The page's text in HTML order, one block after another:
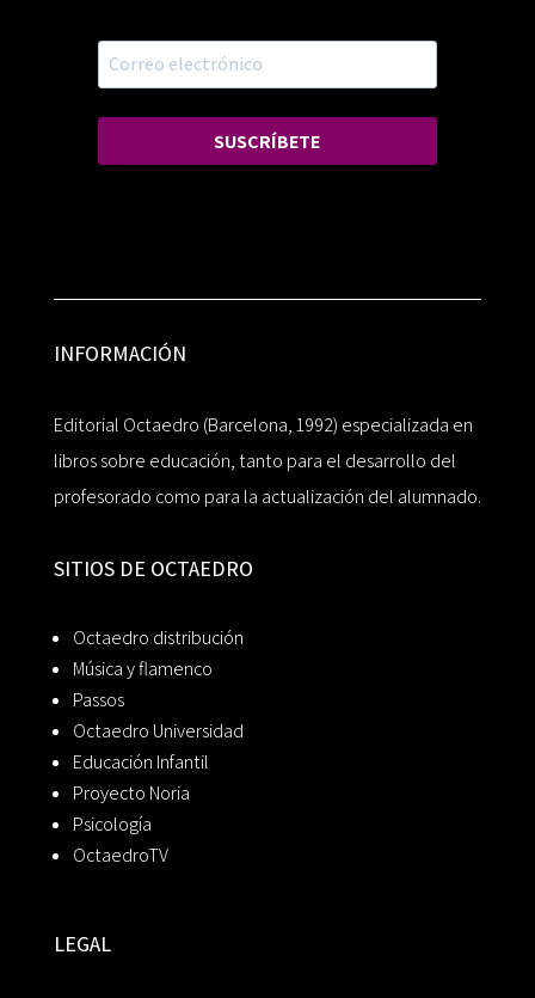
SUSCRÍBETE
INFORMACIÓN
Editorial Octaedro (Barcelona, 1992) especializada en
libros sobre educación, tanto para el desarrollo del
profesorado como para la actualización del alumnado.
SITIOS DE OCTAEDRO
Octaedro distribución
Música y flamenco
Passos
Octaedro Universidad
Educación Infantil
Proyecto Noria
Psicología
OctaedroTV
LEGAL